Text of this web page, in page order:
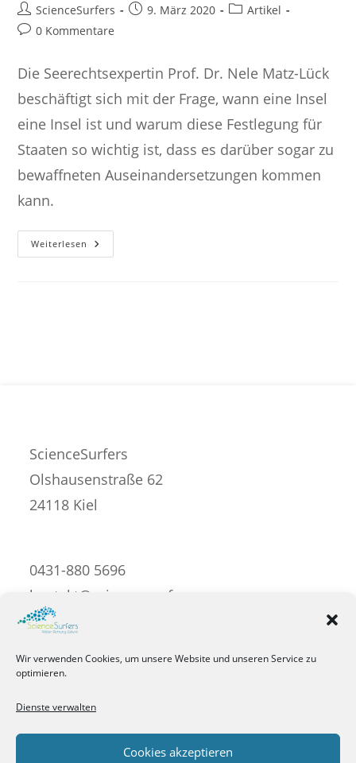
Wir verwenden Cookies, um unsere Website und unseren Service zu
optimieren.
Dienste verwalten
Cookies akzeptieren
Beitrags-
Autor:
ScienceSurfers
Beitrag9. März 2020
Beitrags-
Artikel
Beitrags-
0 Kommentare
Die Seerechtsexpertin Prof. Dr. Nele Matz-Lück
beschäftigt sich mit der Frage, wann eine Insel
eine Insel ist und warum diese Festlegung für
Staaten so wichtig ist, dass es darüber sogar zu
bewaffneten Auseinandersetzungen kommen
kann.
Weiterlesen Inseln,
Felsen
ScienceSurfers
Olshausenstraße 62
24118 Kiel
0431-880 5696
kontakt@science-surfers.com
Impressum
Cookie-Richtlinie